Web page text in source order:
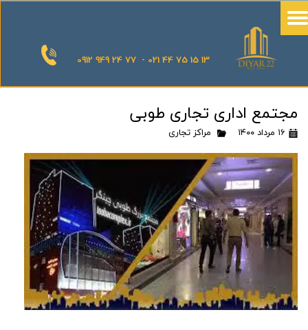
0912 949 24 77 - 021 44 75 15 13
مجتمع اداری تجاری طوبی
۱۶ مرداد ۱۴۰۰ مراکز تجاری